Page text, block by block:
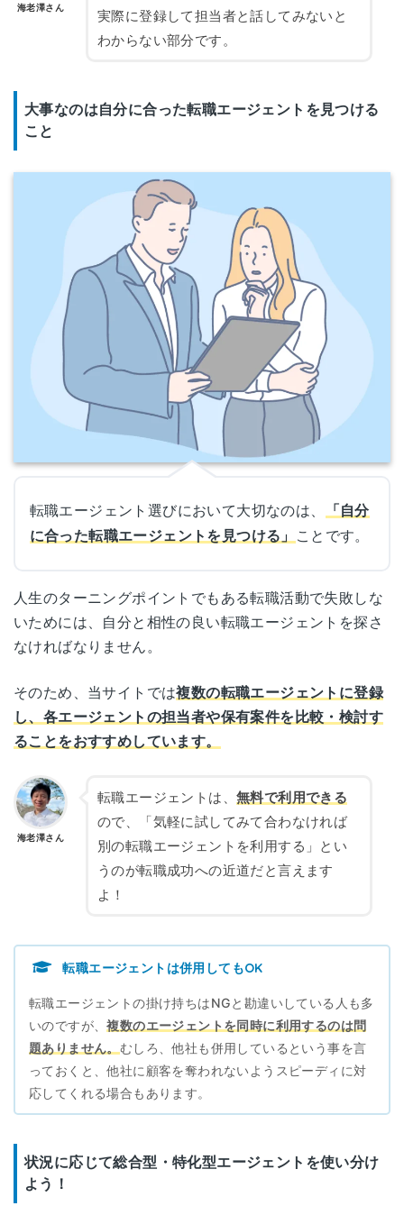
海老澤さん
実際に登録して担当者と話してみないと
わからない部分です。
大事なのは自分に合った転職エージェントを見つける
こと
転職エージェント選びにおいて大切なのは、
「自分
に合った転職エージェントを見つける」
ことです。
人生のターニングポイントでもある転職活動で失敗しな
いためには、自分と相性の良い転職エージェントを探さ
なければなりません。
そのため、当サイトでは複数の転職エージェントに登録
し、各エージェントの担当者や保有案件を比較・検討す
ることをおすすめしています。
海老澤さん
転職エージェントは、 無料で利用できる
ので、「気軽に試してみて合わなければ
別の転職エージェントを利用する」とい
うのが転職成功への近道だと言えます
よ！
転職エージェントは併用してもOK
転職エージェントの掛け持ちはNGと勘違いしている人も多
いのですが、複数のエージェントを同時に利用するのは問
題ありません。むしろ、他社も併用しているという事を言
っておくと、他社に顧客を奪われないようスピーディに対
応してくれる場合もあります。
状況に応じて総合型・特化型エージェントを使い分け
よう！